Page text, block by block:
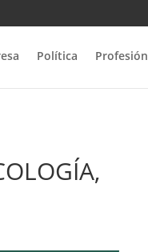
Política Profesión